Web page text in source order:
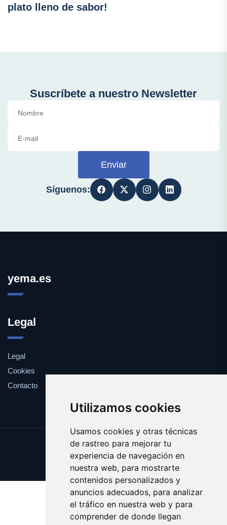
Utilizamos cookies
Usamos cookies y otras técnicas
de rastreo para mejorar tu
experiencia de navegación en
nuestra web, para mostrarte
contenidos personalizados y
anuncios adecuados, para analizar
el tráfico en nuestra web y para
comprender de donde llegan
plato lleno de sabor!
Suscríbete a nuestro Newsletter
Enviar
Síguenos:
yema.es
Legal
Legal
Cookies
Contacto
Update cookies preferences
Copyright © 2025 yema.es